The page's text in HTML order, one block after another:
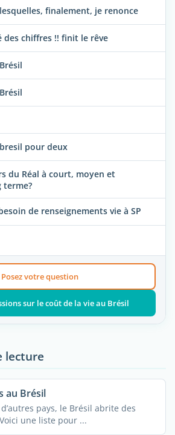
finalement, je renonce
des chiffres !! finit le rêve
pour deux
du Réal à court, moyen et
terme?
de renseignements vie à SP
Posez votre question
sur le coût de la vie au Brésil
lecture
au Brésil
pays, le Brésil abrite des
une liste pour ...